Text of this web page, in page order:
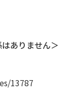
ありません＞
13787